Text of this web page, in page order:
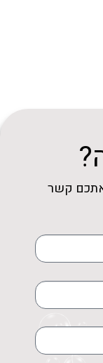
אתכם קשר